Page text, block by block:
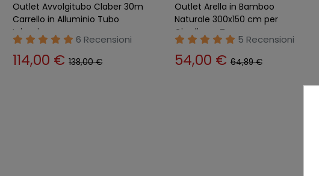
Outlet Avvolgitubo Claber 30m
Carrello in Alluminio Tubo
Irrigazione
6 Recensioni
114,00 €138,00 €
Outlet Arella in Bamboo
Naturale 300x150 cm per
Giardino e Terrazzo
5 Recensioni
54,00 €64,89 €